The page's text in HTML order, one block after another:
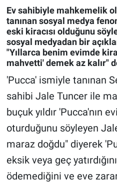
Ev sahibiyle mahkemelik
tanınan sosyal medya
eski kiracısı olduğunu
sosyal medyadan bir
"Yıllarca benim evimde
mahvetti' demek az kalır"
'Pucca' ismiyle tanınan
sahibi Jale Tuncer ile
buçuk yıldır 'Pucca'nın
oturduğunu söyleyen
maraz doğdu" diyerek
eksik veya geç
ödemediğini ve eve
Gün Bitiyor
Gün Ortası
Gündem Özel
Günün görüntüsü
Haber
Kimdir